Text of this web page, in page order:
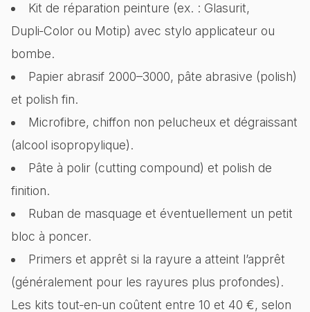
Kit de réparation peinture (ex. : Glasurit,
Dupli‑Color ou Motip) avec stylo applicateur ou
bombe.
Papier abrasif 2000–3000, pâte abrasive (polish)
et polish fin.
Microfibre, chiffon non pelucheux et dégraissant
(alcool isopropylique).
Pâte à polir (cutting compound) et polish de
finition.
Ruban de masquage et éventuellement un petit
bloc à poncer.
Primers et apprêt si la rayure a atteint l’apprêt
(généralement pour les rayures plus profondes).
Les kits tout‑en‑un coûtent entre 10 et 40 €, selon